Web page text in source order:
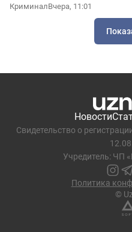
КриминалВчера, 11:01
Новости
Свидетельство о
Учредитель: ЧП
Политика
©